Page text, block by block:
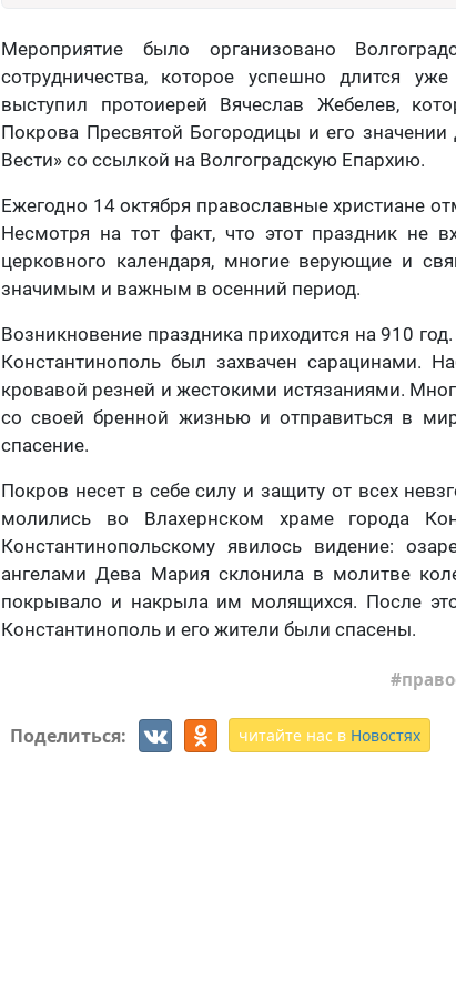
Мероприятие было организовано
сотрудничества, которое успешно длится
выступил протоиерей Вячеслав Жебелев,
Покрова Пресвятой Богородицы и его
Вести» со ссылкой на Волгоградскую Епархию.
Ежегодно 14 октября православные христиане
Несмотря на тот факт, что этот праздник не
церковного календаря, многие верующие и
значимым и важным в осенний период.
Возникновение праздника приходится на 910
Константинополь был захвачен сарацинами.
кровавой резней и жестокими истязаниями.
со своей бренной жизнью и отправиться в
спасение.
Покров несет в себе силу и защиту от всех
молились во Влахернском храме города
Константинопольскому явилось видение:
ангелами Дева Мария склонила в молитве
покрывало и накрыла им молящихся. После
Константинополь и его жители были спасены.
Поделиться: читайте нас в Новостях